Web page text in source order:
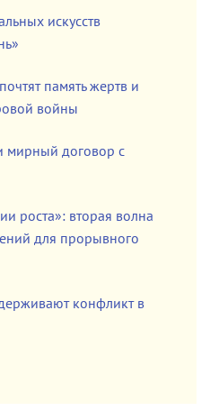
искусств
память жертв и
войны
мирный договор с
роста»: вторая волна
для прорывного
конфликт в